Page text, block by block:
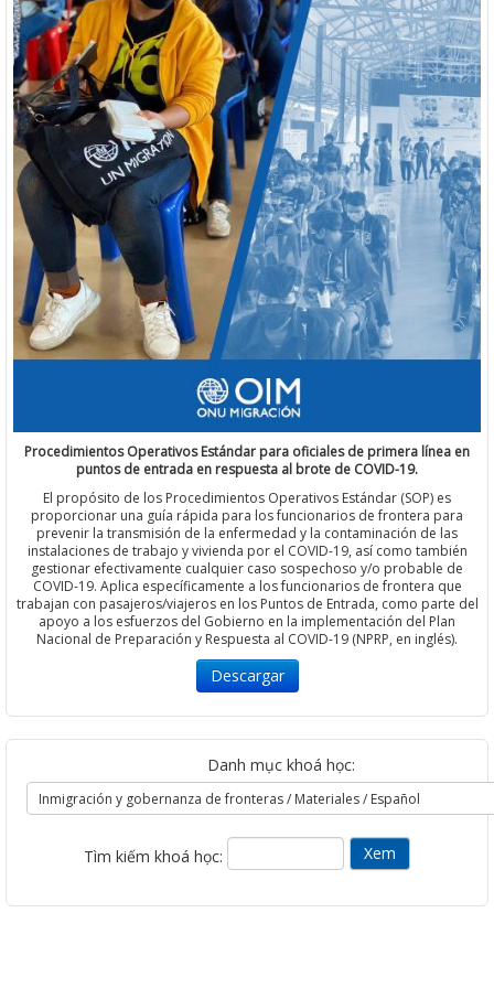
Procedimientos Operativos Estándar para oficiales de primera línea en
puntos de entrada en respuesta al brote de COVID-19.
El propósito de los Procedimientos Operativos Estándar (SOP) es
proporcionar una guía rápida para los funcionarios de frontera para
prevenir la transmisión de la enfermedad y la contaminación de las
instalaciones de trabajo y vivienda por el COVID-19, así como también
gestionar efectivamente cualquier caso sospechoso y/o probable de
COVID-19. Aplica específicamente a los funcionarios de frontera que
trabajan con pasajeros/viajeros en los Puntos de Entrada, como parte del
apoyo a los esfuerzos del Gobierno en la implementación del Plan
Nacional de Preparación y Respuesta al COVID-19 (NPRP, en inglés).
Descargar
Danh mục khoá học:
Tìm kiếm khoá học: